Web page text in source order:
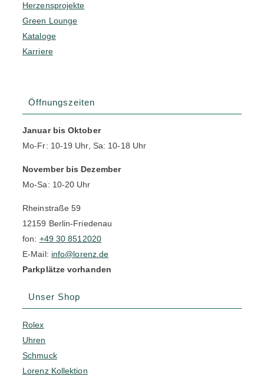
Herzensprojekte
Green Lounge
Kataloge
Karriere
Öffnungszeiten
Januar bis Oktober
Mo-Fr: 10-19 Uhr, Sa: 10-18 Uhr
November bis Dezember
Mo-Sa: 10-20 Uhr
Rheinstraße 59
12159 Berlin-Friedenau
fon: +49 30 8512020
E-Mail: info@lorenz.de
Parkplätze vorhanden
Unser Shop
Rolex
Uhren
Schmuck
Lorenz Kollektion